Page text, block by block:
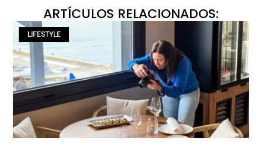
ARTÍCULOS RELACIONADOS:
LIFESTYLE